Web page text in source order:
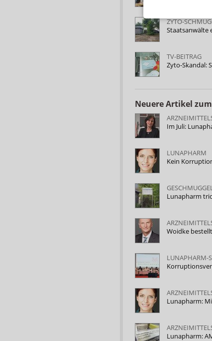
ZYTO-
Staatsanwälte
TV-BEITRAG
Zyto-Skandal:
Neuere Artikel
Im Juli:
LUNAPHARM
Kein
Lunapharm
Woidke
LUNAPHARM-
Lunapharm:
Lunapharm: